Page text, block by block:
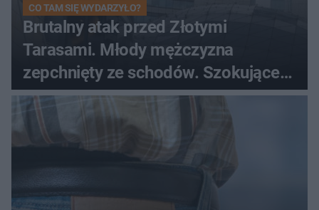
CO TAM SIĘ WYDARZYŁO?
Brutalny atak przed Złotymi
Tarasami. Młody mężczyzna
zepchnięty ze schodów. Szokujące
nagranie krąży po sieci